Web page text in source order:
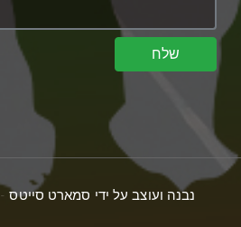
שלח
נבנה ועוצב על ידי סמארט סייטס -